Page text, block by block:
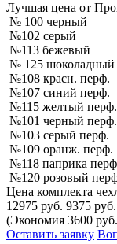
Лучшая цена от
№ 100 черный
№102 серый
№113 бежевый
№ 125 шоколадный
№108 красн. перф.
№107 синий перф.
№115 желтый перф.
№101 черный перф.
№103 серый перф.
№109 оранж. перф.
№118 паприка
№120 розовый
Цена комплекта
12975 руб. 9375 руб.
(Экономия 3600
Оставить заявку